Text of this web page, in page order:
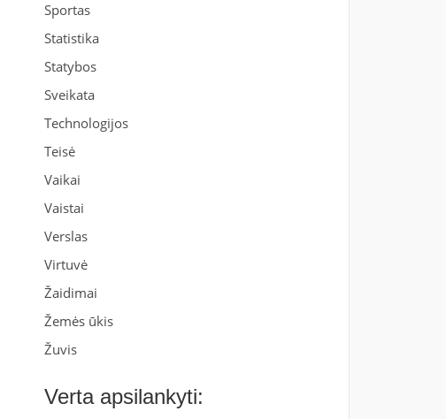
Sportas
Statistika
Statybos
Sveikata
Technologijos
Teisė
Vaikai
Vaistai
Verslas
Virtuvė
Žaidimai
Žemės ūkis
Žuvis
Verta apsilankyti: